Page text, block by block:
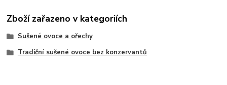
Zboží zařazeno v kategoriích
Sušené ovoce a ořechy
Tradiční sušené ovoce bez konzervantů